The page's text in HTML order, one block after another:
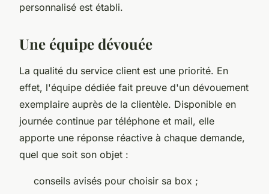
personnalisé est établi.
Une équipe dévouée
La qualité du service client est une priorité. En
effet, l'équipe dédiée fait preuve d'un dévouement
exemplaire auprès de la clientèle. Disponible en
journée continue par téléphone et mail, elle
apporte une réponse réactive à chaque demande,
quel que soit son objet :
conseils avisés pour choisir sa box ;